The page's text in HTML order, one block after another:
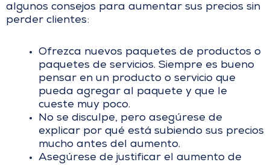
algunos consejos para aumentar sus precios sin
perder clientes:
Ofrezca nuevos paquetes de productos o
paquetes de servicios. Siempre es bueno
pensar en un producto o servicio que
pueda agregar al paquete y que le
cueste muy poco.
No se disculpe, pero asegúrese de
explicar por qué está subiendo sus precios
mucho antes del aumento.
Asegúrese de justificar el aumento de